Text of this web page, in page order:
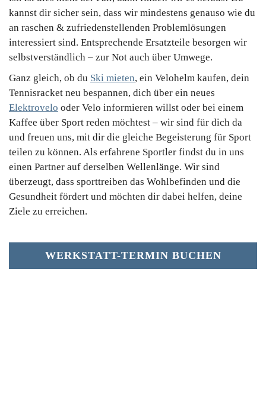
kannst dir sicher sein, dass wir mindestens genauso wie du
an raschen & zufriedenstellenden Problemlösungen
interessiert sind. Entsprechende Ersatzteile besorgen wir
selbstverständlich – zur Not auch über Umwege.
Ganz gleich, ob du Ski mieten, ein Velohelm kaufen, dein
Tennisracket neu bespannen, dich über ein neues
Elektrovelo oder Velo informieren willst oder bei einem
Kaffee über Sport reden möchtest – wir sind für dich da
und freuen uns, mit dir die gleiche Begeisterung für Sport
teilen zu können. Als erfahrene Sportler findst du in uns
einen Partner auf derselben Wellenlänge. Wir sind
überzeugt, dass sporttreiben das Wohlbefinden und die
Gesundheit fördert und möchten dir dabei helfen, deine
Ziele zu erreichen.
WERKSTATT-TERMIN BUCHEN